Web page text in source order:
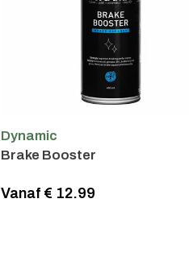
Dynamic
Brake Booster
Vanaf € 12.99